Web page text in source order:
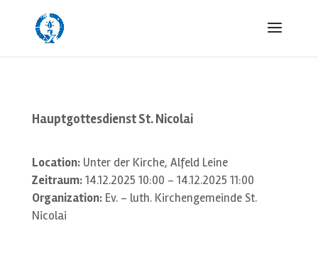
Hauptgottesdienst St. Nicolai
Location:Unter der Kirche, Alfeld Leine
Zeitraum:14.12.2025 10:00 - 14.12.2025 11:00
Organization:Ev. - luth. Kirchengemeinde St.
Nicolai